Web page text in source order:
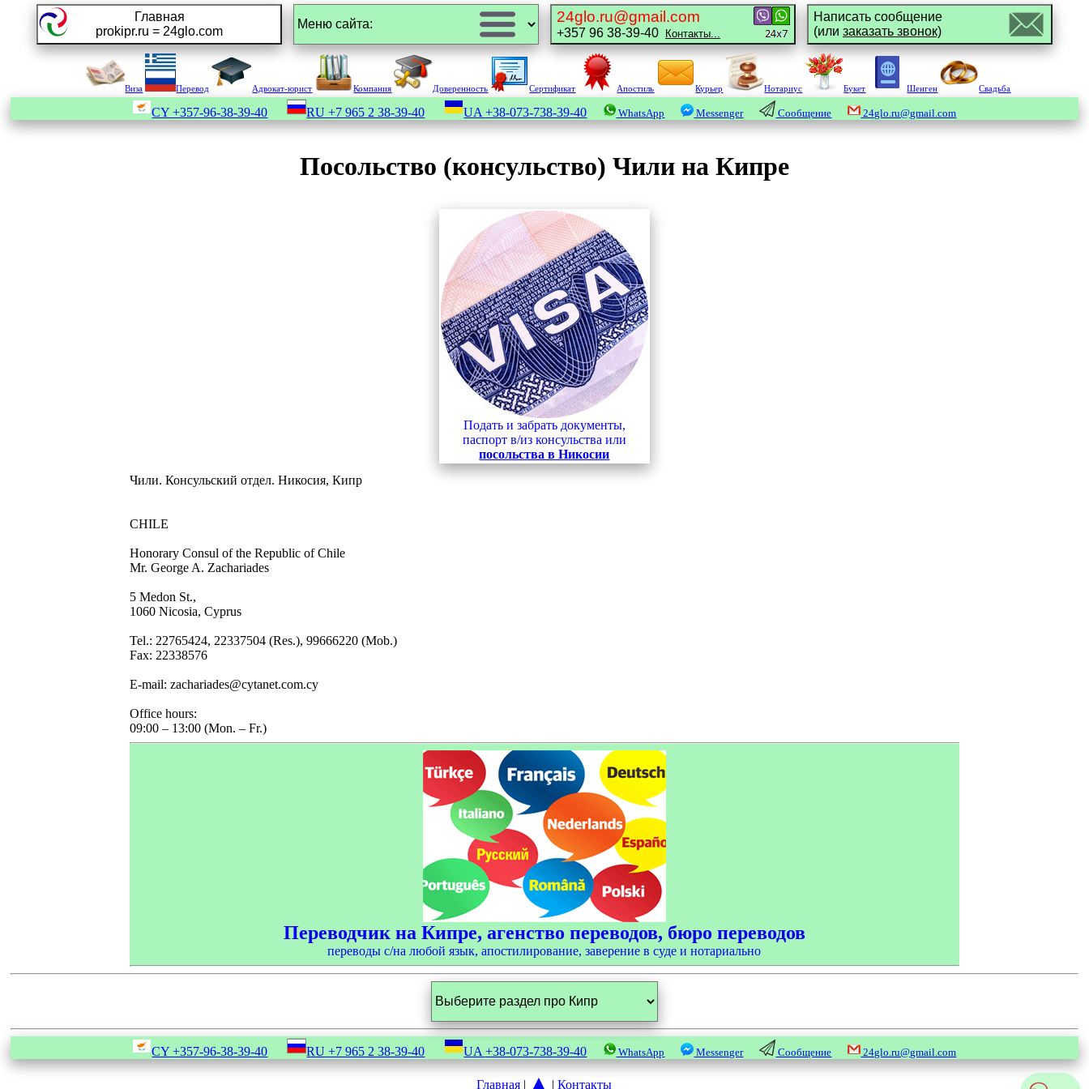
Главная
prokipr.ru = 24glo.com
24glo.ru@gmail.com
+357 96 38-39-40 Контакты...
Написать сообщение
(или заказать звонок)
Виза Перевод Адвокат-юрист Компания Доверенность Сертификат Апостиль Курьер Нотариус Букет Шенген Свадьба
CY+357-96-38-39-40 RU+7 965 2 38-39-40 UA+38-073-738-39-40 WhatsApp Messenger Сообщение 24glo.ru@gmail.com
Посольство (консульство) Чили на Кипре
Подать и забрать документы,
паспорт в/из консульства или
посольства в Никосии
Чили. Консульский отдел. Никосия, Кипр
CHILE
Honorary Consul of the Republic of Chile
Mr. George A. Zachariades
5 Medon St.,
1060 Nicosia, Cyprus
Tel.: 22765424, 22337504 (Res.), 99666220 (Mob.)
Fax: 22338576
E-mail: zachariades@cytanet.com.cy
Office hours:
09:00 – 13:00 (Mon. – Fr.)
Переводчик на Кипре, агенство переводов, бюро переводов
переводы с/на любой язык, апостилирование, заверение в суде и нотариально
CY+357-96-38-39-40 RU+7 965 2 38-39-40 UA+38-073-738-39-40 WhatsApp Messenger Сообщение 24glo.ru@gmail.com
Главная | ▲ |Контакты